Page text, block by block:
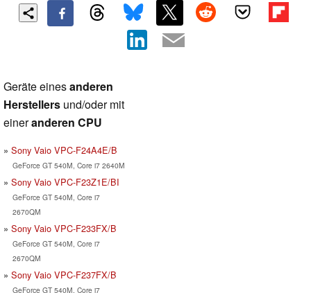
Geräte einesanderen
Herstellers und/oder mit
eineranderen CPU
Sony Vaio VPC-F24A4E/B
GeForce GT 540M, Core i7 2640M
Sony Vaio VPC-F23Z1E/BI
GeForce GT 540M, Core i7
2670QM
Sony Vaio VPC-F233FX/B
GeForce GT 540M, Core i7
2670QM
Sony Vaio VPC-F237FX/B
GeForce GT 540M, Core i7